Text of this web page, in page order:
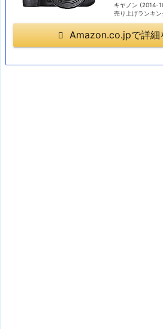
キヤノン (2014-
売り上げランキ
Amazon.co.jpで詳細